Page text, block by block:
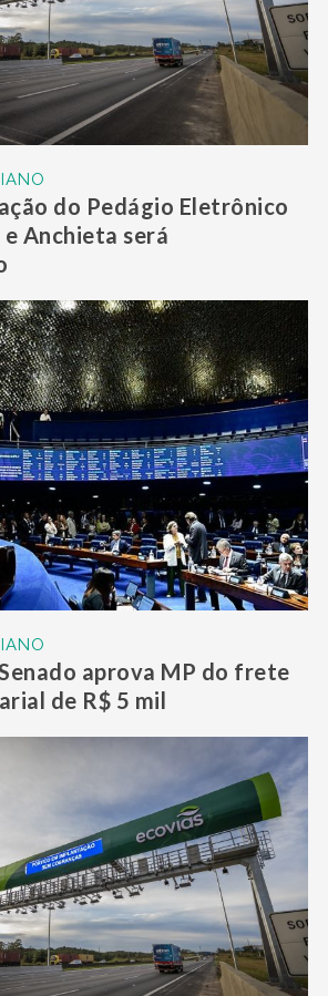
do Pedágio Eletrônico
Anchieta será
aprova MP do frete
de R$ 5 mil